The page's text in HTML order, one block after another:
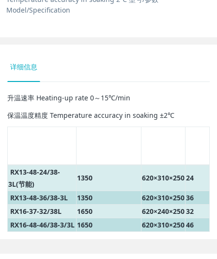
Model/Specification
详细信息
升温速率 Heating-up rate 0～15℃/min
保温温度精度 Temperature accuracy in soaking ±2℃
RX13-48-24/38-
3L(节能)
1350 620×310×25024
RX13-48-36/38-3L 1350 620×310×25036
RX16-37-32/38L
1650 620×240×25032
RX16-48-46/38-3/3L 1650 620×310×25046